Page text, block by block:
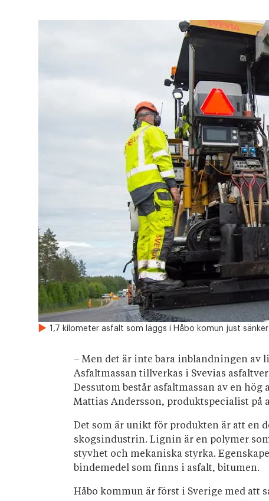
1,7 kilometer asfalt som läggs i Håbo komun just
– Men det är inte bara inblandningen av
Asfaltmassan tillverkas i Svevias
Dessutom består asfaltmassan av en
Mattias Andersson, produktspecialist på
Det som är unikt för produkten är att en
skogsindustrin. Lignin är en polymer
styvhet och mekaniska styrka.
bindemedel som finns i asfalt, bitumen.
Håbo kommun är först i Sverige med att